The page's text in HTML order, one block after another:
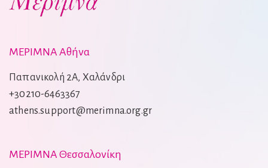
ΜΕΡΙΜΝΑ Αθήνα
Παπανικολή 2Α, Χαλάνδρι
+30210-6463367
athens.support@merimna.org.gr
ΜΕΡΙΜΝΑ Θεσσαλονίκη